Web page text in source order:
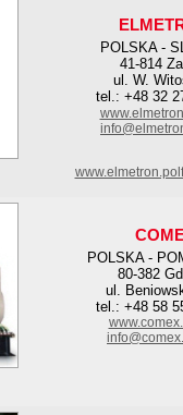
POLSKA -
41-814
ul. W.
tel.: +48 32
POLSKA -
80-382
ul.
tel.: +48 58